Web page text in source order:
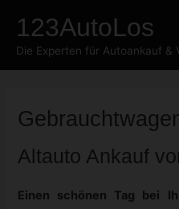
Inhalt
springen
123AutoLos
Die Experten für Autoankauf &
Altauto Ankauf
Einen schönen Tag bei